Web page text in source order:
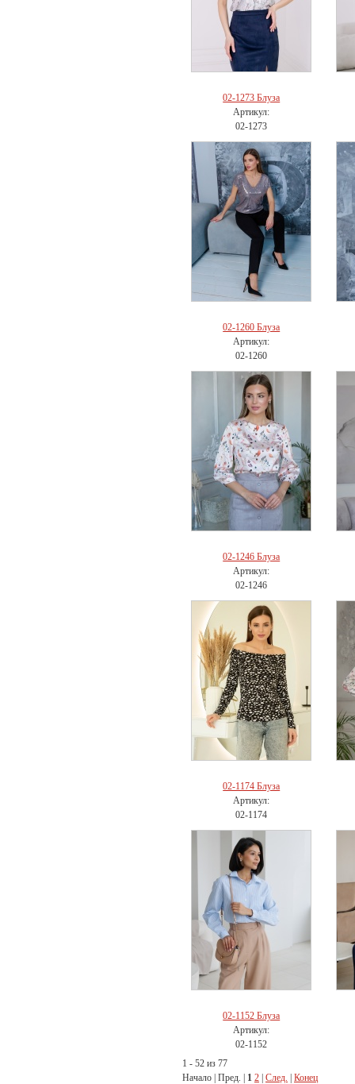
02-1273 Блуза
Артикул:
02-1273
02-1260 Блуза
Артикул:
02-1260
02-1246 Блуза
Артикул:
02-1246
02-1174 Блуза
Артикул:
02-1174
02-1152 Блуза
Артикул:
02-1152
1 - 52 из 77
Начало | Пред. | 1 2 След. Конец